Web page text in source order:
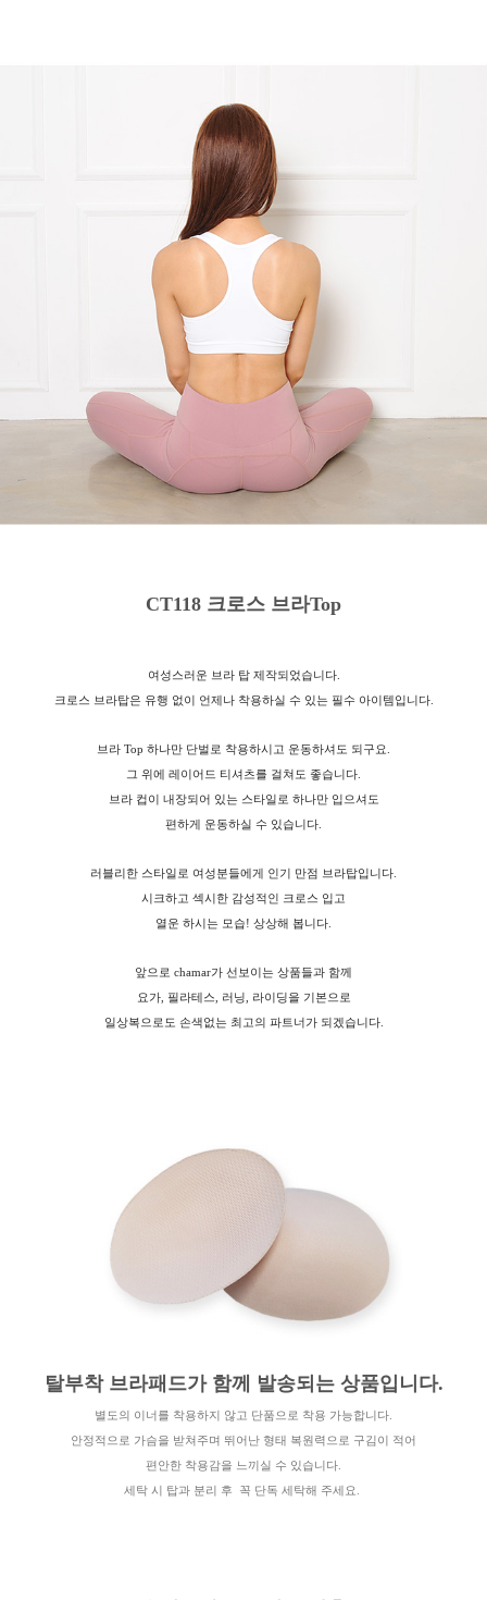
CT118 크로스 브라Top
여성스러운 브라 탑 제작되었습니다.
크로스 브라탑은 유행 없이 언제나 착용하실 수 있는 필수 아이템입니다.
브라 Top 하나만 단벌로 착용하시고 운동하셔도 되구요.
그 위에 레이어드 티셔츠를 걸쳐도 좋습니다.
브라 컵이 내장되어 있는 스타일로 하나만 입으셔도
편하게 운동하실 수 있습니다.
러블리한 스타일로 여성분들에게 인기 만점 브라탑입니다.
시크하고 섹시한 감성적인 크로스 입고
열운 하시는 모습! 상상해 봅니다.
앞으로 chamar가 선보이는 상품들과 함께
요가, 필라테스, 러닝, 라이딩을 기본으로
일상복으로도 손색없는 최고의 파트너가 되겠습니다.
탈부착 브라패드가 함께 발송되는 상품입니다.
별도의 이너를 착용하지 않고 단품으로 착용 가능합니다.
안정적으로 가슴을 받쳐주며 뛰어난 형태 복원력으로 구김이 적어
편안한 착용감을 느끼실 수 있습니다.
세탁 시 탑과 분리 후 꼭 단독 세탁해 주세요.